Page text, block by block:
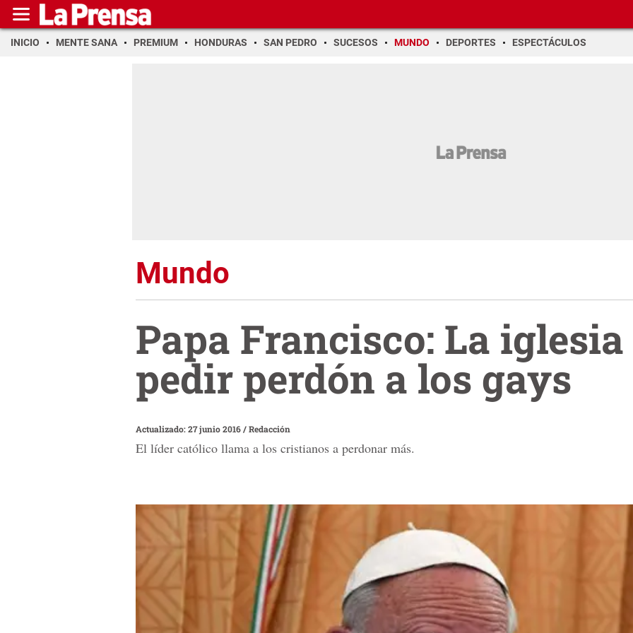
INICIO MENTE SANA PREMIUM HONDURAS SAN PEDRO SUCESOS MUNDO DEPORTES ESPECTÁCULOS
Mundo
Papa Francisco: La iglesia
pedir perdón a los gays
Actualizado: 27 junio 2016/Redacción
El líder católico llama a los cristianos a perdonar más.